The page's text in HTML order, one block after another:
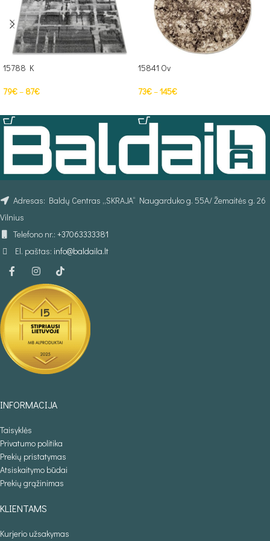
15788 K
79€– 87€
15841 Ov
73€–145€
Adresas: Baldų Centras „SKRAJA“ Naugarduko g. 55A/ Žemaitės g. 26
Vilnius
Telefono nr.: +37063333381
El. paštas: info@baldaila.lt
INFORMACIJA
Taisyklės
Privatumo politika
Prekių pristatymas
Atsiskaitymo būdai
Prekių grąžinimas
KLIENTAMS
Kurjerio užsakymas